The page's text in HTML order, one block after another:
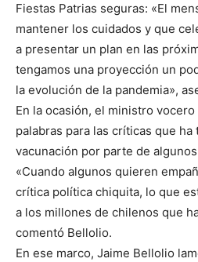
Fiestas Patrias seguras: «El
mantener los cuidados y que
a presentar un plan en las
tengamos una proyección un
la evolución de la pandemia»,
En la ocasión, el ministro
palabras para las críticas que
vacunación por parte de
«Cuando algunos quieren
crítica política chiquita, lo que
a los millones de chilenos que
comentó Bellolio.
En ese marco, Jaime Bellolio